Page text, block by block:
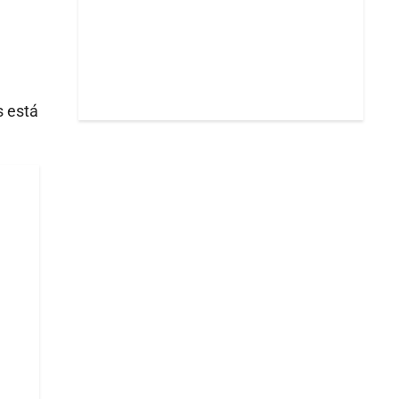
está